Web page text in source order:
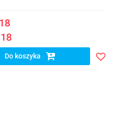
Do koszyka